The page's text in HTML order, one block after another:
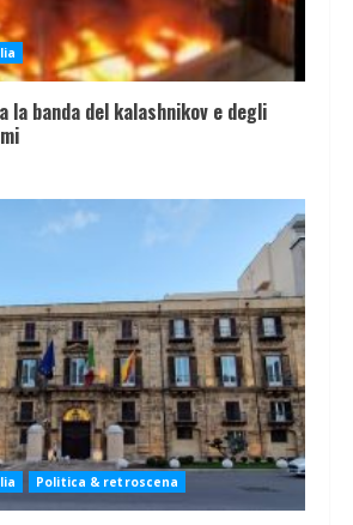
la banda del kalashnikov e degli
Politica & retroscena